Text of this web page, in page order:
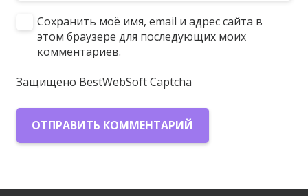
Сохранить моё имя, email и адрес сайта в
этом браузере для последующих моих
комментариев.
Защищено BestWebSoft Captcha
ОТПРАВИТЬ КОММЕНТАРИЙ